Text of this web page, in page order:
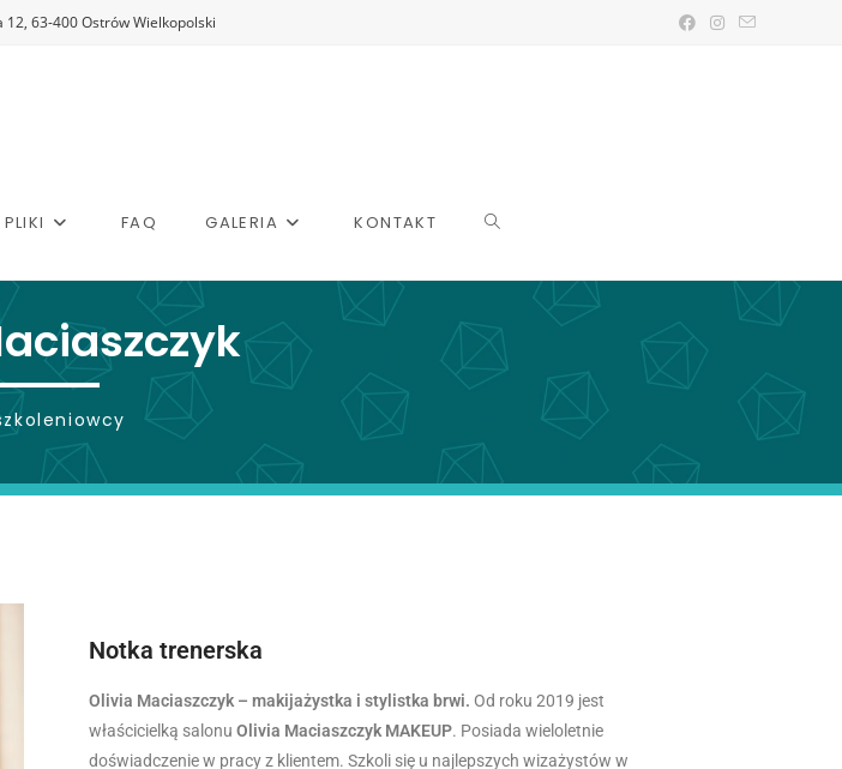
12, 63-400 Ostrów Wielkopolski
PLIKI FAQ GALERIA KONTAKT
Notka trenerska
Olivia Maciaszczyk – makijażystka i stylistka brwi. Od roku 2019 jest
właścicielką salonuOlivia Maciaszczyk MAKEUP. Posiada wieloletnie
doświadczenie w pracy z klientem. Szkoli się u najlepszych wizażystów w